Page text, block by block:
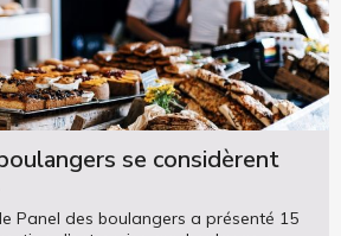
se considèrent
Panel des boulangers a présenté 15